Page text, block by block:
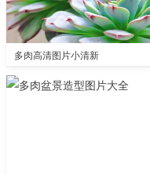
多肉高清图片小清新